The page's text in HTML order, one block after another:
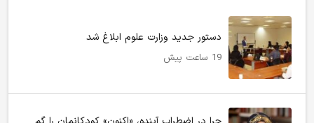
دستور جدید وزارت علوم ابلاغ شد
19 ساعت پیش